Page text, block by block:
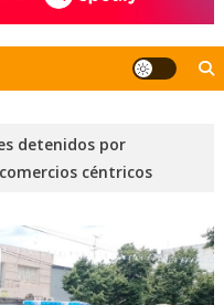
detenidos por
céntricos